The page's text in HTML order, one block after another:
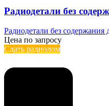
Радиодетали без
Радиодетали без содержания
Цена по запросу
Сдать радиолом